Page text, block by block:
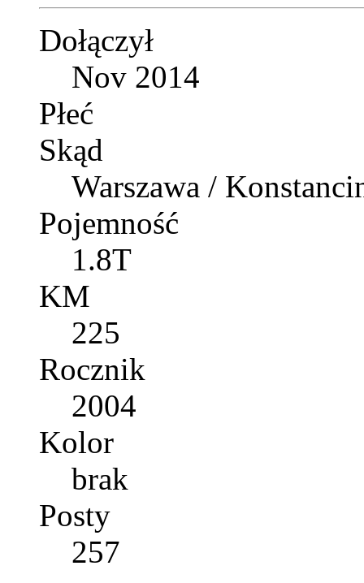
Dołączył
Nov 2014
Płeć
Skąd
Warszawa /
Pojemność
1.8T
KM
225
Rocznik
2004
Kolor
brak
Posty
257